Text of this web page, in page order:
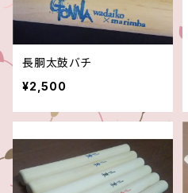
長胴太鼓バチ
¥2,500